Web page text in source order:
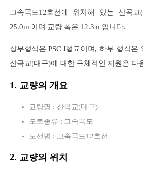
고속국도12호선에 위치해 있는 산곡교
25.0m 이며 교량 폭은 12.3m 입니다.
상부형식은 PSC I형교이며, 하부 형식은
산곡교(대구)에 대한 구체적인 제원은 다
1. 교량의 개요
교량명 : 산곡교(대구)
도로종류 : 고속국도
노선명 : 고속국도12호선
2. 교량의 위치